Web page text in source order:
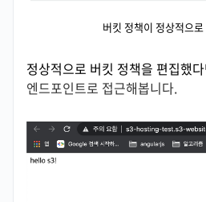
버킷 정책이 정상적으
정상적으로 버킷 정책을 편집했
엔드포인트로 접근해봅니다.